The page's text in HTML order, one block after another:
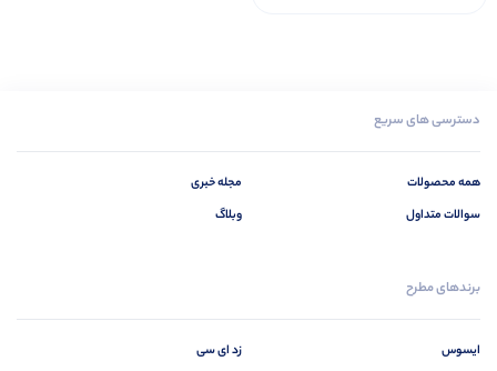
دسترسی های سریع
همه محصولات
سوالات متداول
مجله خبری
وبلاگ
برندهای مطرح
ایسوس
زد ای سی